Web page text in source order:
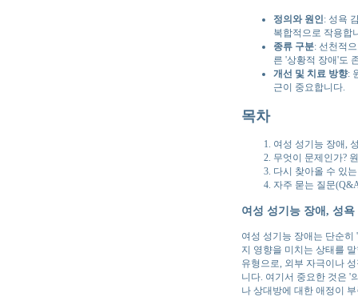
정의와 원인: 성욕
복합적으로 작용합
종류 구분: 선천적
른 '상황적 장애'도
개선 및 치료 방향:
근이 중요합니다.
목차
여성 성기능 장애,
무엇이 문제인가?
다시 찾아올 수 있
자주 묻는 질문
여성 성기능 장애, 성
여성 성기능 장애는 단순
지 영향을 미치는 상태를
유형으로, 외부 자극이나
니다. 여기서 중요한 것은 '
나 상대방에 대한 애정이